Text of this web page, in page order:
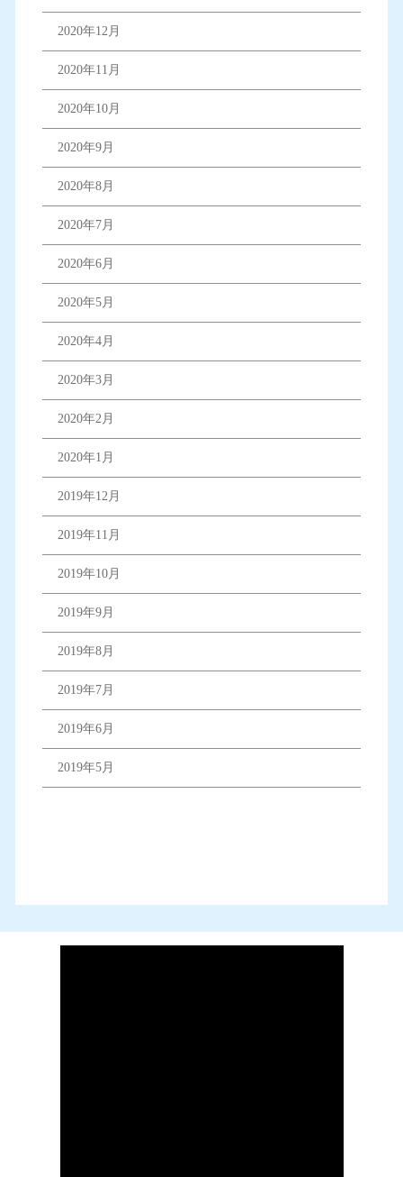
2020年12月
2020年11月
2020年10月
2020年9月
2020年8月
2020年7月
2020年6月
2020年5月
2020年4月
2020年3月
2020年2月
2020年1月
2019年12月
2019年11月
2019年10月
2019年9月
2019年8月
2019年7月
2019年6月
2019年5月